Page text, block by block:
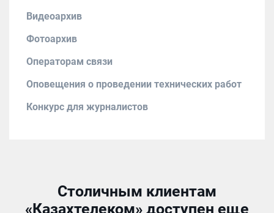
Видеоархив
Фотоархив
Операторам связи
Оповещения о проведении технических работ
Конкурс для журналистов
Столичным клиентам
«Казахтелеком» доступен еще